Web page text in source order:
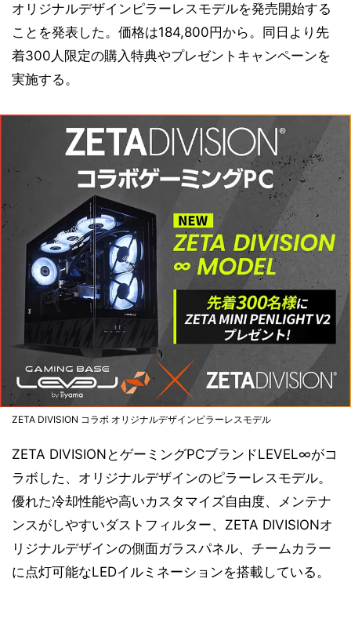
オリジナルデザインピラーレスモデルを発売開始する
ことを発表した。価格は184,800円から。同日より先
着300人限定の購入特典やプレゼントキャンペーンを
実施する。
ZETA DIVISION コラボ オリジナルデザインピラーレスモデル
ZETA DIVISIONとゲーミングPCブランドLEVEL∞がコ
ラボした、オリジナルデザインのピラーレスモデル。
優れた冷却性能や高いカスタマイズ自由度、メンテナ
ンスがしやすいダストフィルター、ZETA DIVISIONオ
リジナルデザインの側面ガラスパネル、チームカラー
に点灯可能なLEDイルミネーションを搭載している。